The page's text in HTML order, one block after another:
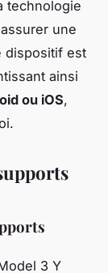
technologie
une
dispositif est
ainsi
ou iOS,
3 Y